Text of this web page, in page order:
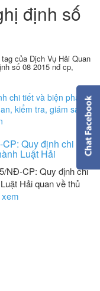
định số
của Dịch Vụ Hải Quan
số 08 2015 nđ cp,
Quy định chi tiết
Luật Hải
NĐ-CP: Quy định chi
Hải quan về thủ